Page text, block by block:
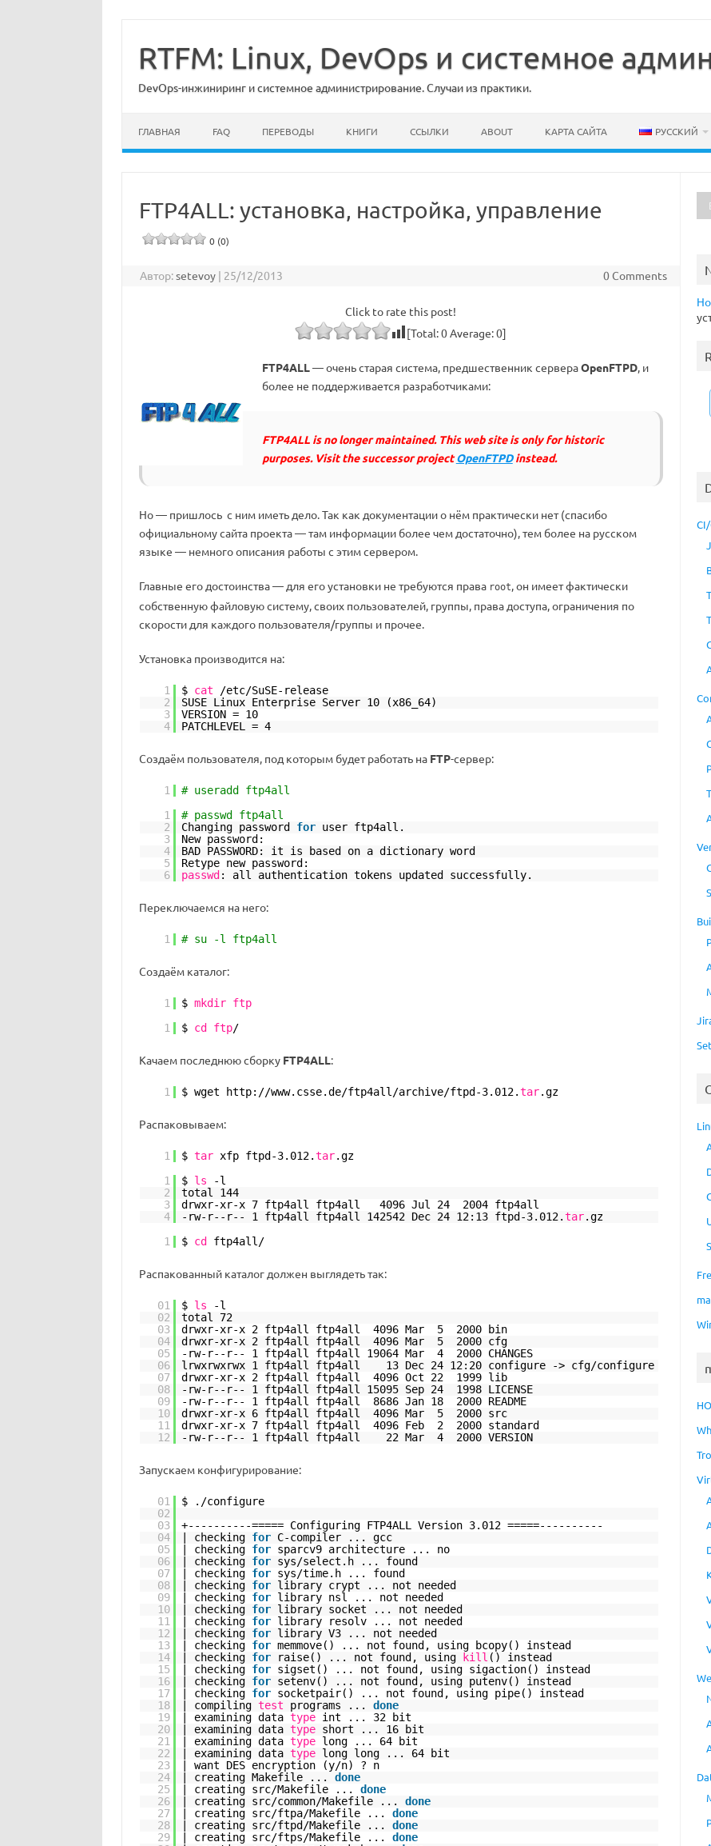
содержимому
RTFM: Linux, DevOps и системное
DevOps-инжиниринг и системное администрирование. Случаи из практики.
ГЛАВНАЯ FAQ ПЕРЕВОДЫ КНИГИ ССЫЛКИ ABOUT КАРТА САЙТА РУССКИЙ
FTP4ALL: установка, настройка, управление
0 (0)
Автор:setevoy | 25/12/2013 0 Comments
Click to rate this post!
[Total:0Average:0]
FTP4ALL— очень старая система, предшественник сервераOpenFTPD, и
более не поддерживается разработчиками:
FTP4ALL is no longer maintained. This web site is only for historic
purposes. Visit the successor projectOpenFTPDinstead.
Но — пришлось с ним иметь дело. Так как документации о нём практически нет (спасибо
официальному сайта проекта — там информации более чем достаточно), тем более на русском
языке — немного описания работы с этим сервером.
Главные его достоинства — для его установки не требуются права root, он имеет фактически
собственную файловую систему, своих пользователей, группы, права доступа, ограничения по
скорости для каждого пользователя/группы и прочее.
Установка производится на:
1 $ cat
/etc/SuSE-release
2
SUSE Linux Enterprise Server 10 (x86_64)
3
VERSION = 10
4
PATCHLEVEL = 4
Создаём пользователя, под которым будет работать на FTP-сервер:
1
# useradd ftp4all
1
# passwd ftp4all
2
Changing password for user ftp4all.
3
New password:
4
BAD PASSWORD: it is based on a dictionary word
5
Retype new password:
6
passwd : all authentication tokens updated successfully.
Переключаемся на него:
1 # su -l ftp4all
Создаём каталог:
1 $ mkdir ftp
1
$ cd ftp/
Качаем последнюю сборку FTP4ALL:
1 $ wget http: //www.csse.de/ftp4all/archive/ftpd-3.012.tar.gz
Распаковываем:
1 $ tar xfp ftpd-3.012.tar.gz
1
$ ls
-l
2
total 144
3
drwxr-xr-x 7 ftp4all ftp4all 4096 Jul 24 2004 ftp4all
4
-rw-r--r-- 1 ftp4all ftp4all 142542 Dec 24 12:13 ftpd-3.012.tar.gz
1
$ cd ftp4all/
Распакованный каталог должен выглядеть так:
01 $ ls
-l
02
total 72
03
drwxr-xr-x 2 ftp4all ftp4all 4096 Mar 5 2000 bin
04
drwxr-xr-x 2 ftp4all ftp4all 4096 Mar 5 2000 cfg
05
-rw-r--r-- 1 ftp4all ftp4all 19064 Mar 4 2000 CHANGES
06
lrwxrwxrwx 1 ftp4all ftp4all 13 Dec 24 12:20 configure -> cfg/configure
07
drwxr-xr-x 2 ftp4all ftp4all 4096 Oct 22 1999 lib
08
-rw-r--r-- 1 ftp4all ftp4all 15095 Sep 24 1998 LICENSE
09
-rw-r--r-- 1 ftp4all ftp4all 8686 Jan 18 2000 README
10
drwxr-xr-x 6 ftp4all ftp4all 4096 Mar 5 2000 src
11
drwxr-xr-x 7 ftp4all ftp4all 4096 Feb 2 2000 standard
12
-rw-r--r-- 1 ftp4all ftp4all 22 Mar 4 2000 VERSION
Запускаем конфигурирование:
01 $ . /configure
02
03
+----------===== Configuring FTP4ALL Version 3.012 =====----------
04
| checking for C-compiler ... gcc
05
| checking for sparcv9 architecture ... no
06
| checking for sys/select .h ... found
07
| checking for sys/time.h ... found
08
| checking for library crypt ... not needed
09
| checking for library nsl ... not needed
10
| checking for library socket ... not needed
11
| checking for library resolv ... not needed
12
| checking for library V3 ... not needed
13
| checking for memmove() ... not found, using bcopy() instead
14
| checking for raise() ... not found, using kill () instead
15
| checking for sigset() ... not found, using sigaction() instead
16
| checking for setenv() ... not found, using putenv() instead
17
| checking for socketpair() ... not found, using pipe() instead
18
| compiling test programs ... done
19
| examining data type int ... 32 bit
20
| examining data type short ... 16 bit
21
| examining data type long ... 64 bit
22
| examining data type long long ... 64 bit
23
| want DES encryption (y/n) ? n
24
| creating Makefile ... done
25
| creating src/Makefile ... done
26
| creating src/common/Makefile ... done
27
| creating src/ftpa/Makefile ... done
28
| creating src/ftpd/Makefile ... done
29
| creating src/ftps/Makefile ... done